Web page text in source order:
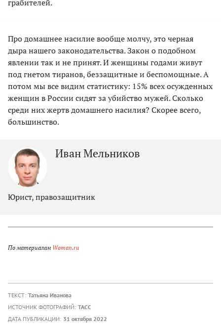
грабителей.
Про домашнее насилие вообще молчу, это черная
дыра нашего законодательства. Закон о подобном
явлении так и не принят. И женщины годами живут
под гнетом тиранов, беззащитные и беспомощные. А
потом мы все видим статистику: 15% всех осужденных
женщин в России сидят за убийство мужей. Сколько
среди них жертв домашнего насилия? Скорее всего,
большинство.
Иван Мельников
Юрист, правозащитник
По материалам Woman.ru
ТЕКСТ: Татьяна Иванова
ИСТОЧНИК ФОТОГРАФИЙ: ТАСС
ДАТА ПУБЛИКАЦИИ: 31 октября 2022